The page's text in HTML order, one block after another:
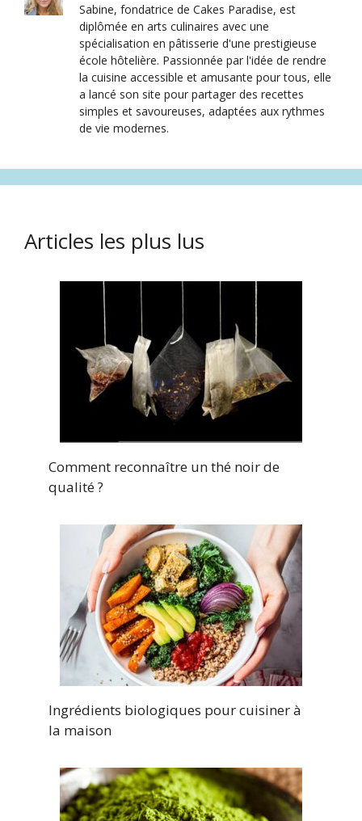
Sabine, fondatrice de Cakes Paradise, est
diplômée en arts culinaires avec une
spécialisation en pâtisserie d'une prestigieuse
école hôtelière. Passionnée par l'idée de rendre
la cuisine accessible et amusante pour tous, elle
a lancé son site pour partager des recettes
simples et savoureuses, adaptées aux rythmes
de vie modernes.
Articles les plus lus
Comment reconnaître un thé noir de
qualité ?
Ingrédients biologiques pour cuisiner à
la maison